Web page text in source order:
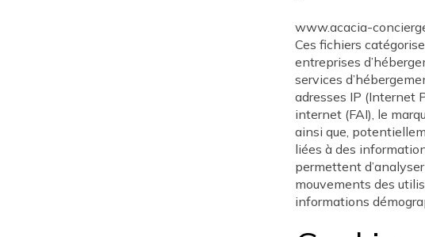
www.acacia-
Ces fichiers
entreprises
services
adresses IP (Internet
internet (FAI), le
ainsi que,
liées à des
permettent
mouvements des
informations